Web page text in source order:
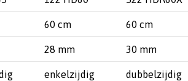
60 cm 60 cm
28 mm 30 mm
enkelzijdig
dubbelzijdig